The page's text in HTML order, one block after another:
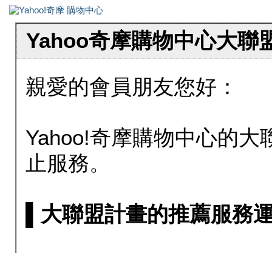
Yahoo奇摩購物中心大聯
親愛的會員朋友您好：
Yahoo!奇摩購物中心的大
止服務。
▌大聯盟計畫的推薦服務